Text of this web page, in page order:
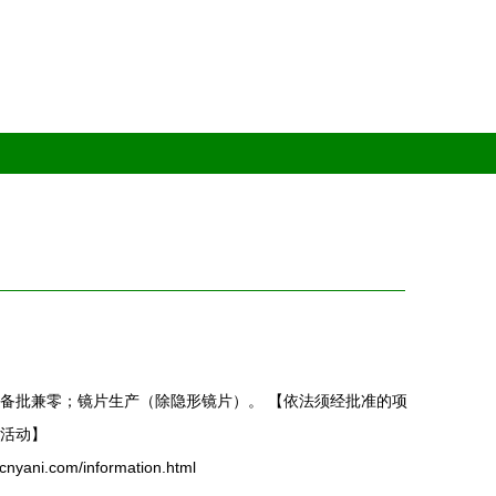
批兼零；镜片生产（除隐形镜片）。 【依法须经批准的项
动】
information.html